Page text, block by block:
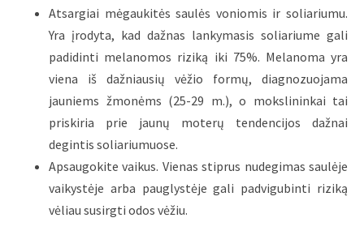
Atsargiai mėgaukitės saulės voniomis ir soliariumu.
Yra įrodyta, kad dažnas lankymasis soliariume gali
padidinti melanomos riziką iki 75%. Melanoma yra
viena iš dažniausių vėžio formų, diagnozuojama
jauniems žmonėms (25-29 m.), o mokslininkai tai
priskiria prie jaunų moterų tendencijos dažnai
degintis soliariumuose.
Apsaugokite vaikus. Vienas stiprus nudegimas saulėje
vaikystėje arba pauglystėje gali padvigubinti riziką
vėliau susirgti odos vėžiu.